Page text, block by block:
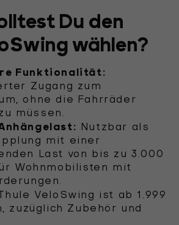
Du den
wählen?
Funktionalität:
Zugang zum
ohne die Fahrräder
müssen.
Nutzbar als
mit einer
Last von bis zu 3.000
Wohnmobilisten mit
VeloSwing ist ab 1.999
zuzüglich Zubehör und